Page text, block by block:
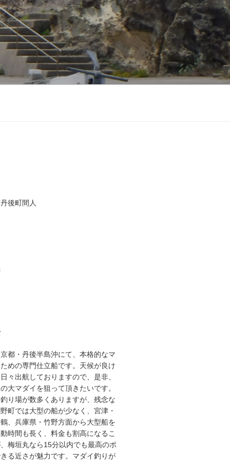
後町間人
都・丹後半島沖にて、本格的なマ
めの専門仕立船です。天候が良け
々出航しておりますので、是非、
大マダイを狙って頂きたいです。
り場が数多くありますが、残念な
町では大型の船が少なく、宮津・
、兵庫県・竹野方面から大型船を
時間も長く、料金も割高になるこ
梅垣丸なら15分以内でも最高のポ
る近さが魅力です。マダイ釣りが